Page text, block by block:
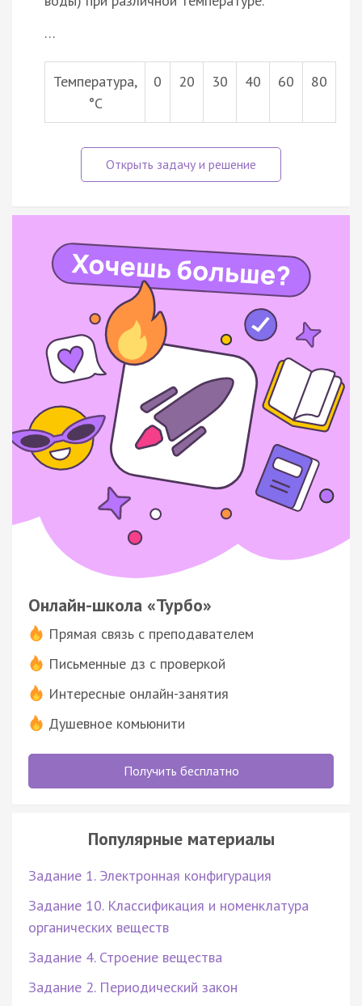
…
Температура,
°С
0 20 30 40 60 80
Онлайн-школа «Турбо»
Прямая связь с преподавателем
Письменные дз с проверкой
Интересные онлайн-занятия
Душевное комьюнити
Получить бесплатно
Популярные материалы
Задание 1. Электронная конфигурация
Задание 10. Классификация и номенклатура
органических веществ
Задание 4. Строение вещества
Задание 2. Периодический закон